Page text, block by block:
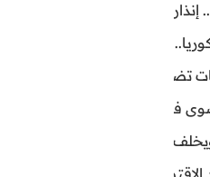
إنذاران جديدان بسبب الأمطار
وفيات وإصابات ونفوق مئات
حر شديدة
عشرات الجرحى